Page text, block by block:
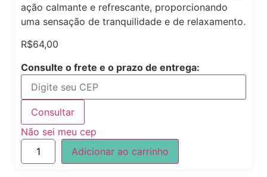
ação calmante e refrescante, proporcionando
uma sensação de tranquilidade e de relaxamento.
R$64,00
Consulte o frete e o prazo de entrega:
Consultar
Não sei meu cep
Adicionar ao carrinho